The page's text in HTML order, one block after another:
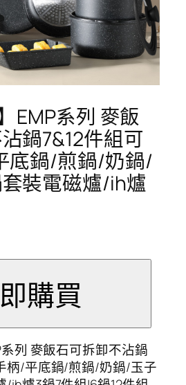
EMP系列 麥飯
鍋7&12件組可
底鍋/煎鍋/奶鍋/
裝電磁爐/ih爐
系列 麥飯石可拆卸不沾鍋
柄/平底鍋/煎鍋/奶鍋/玉子